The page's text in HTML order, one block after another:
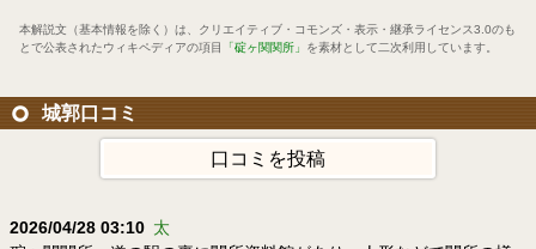
本解説文（基本情報を除く）は、 クリエイティブ・コモンズ・表示・継承ライセンス3.0のも
とで公表されたウィキペディアの項目
「碇ヶ関関所」 を素材として二次利用しています。
城郭口コミ
口コミを投稿
2026/04/28 03:10 太